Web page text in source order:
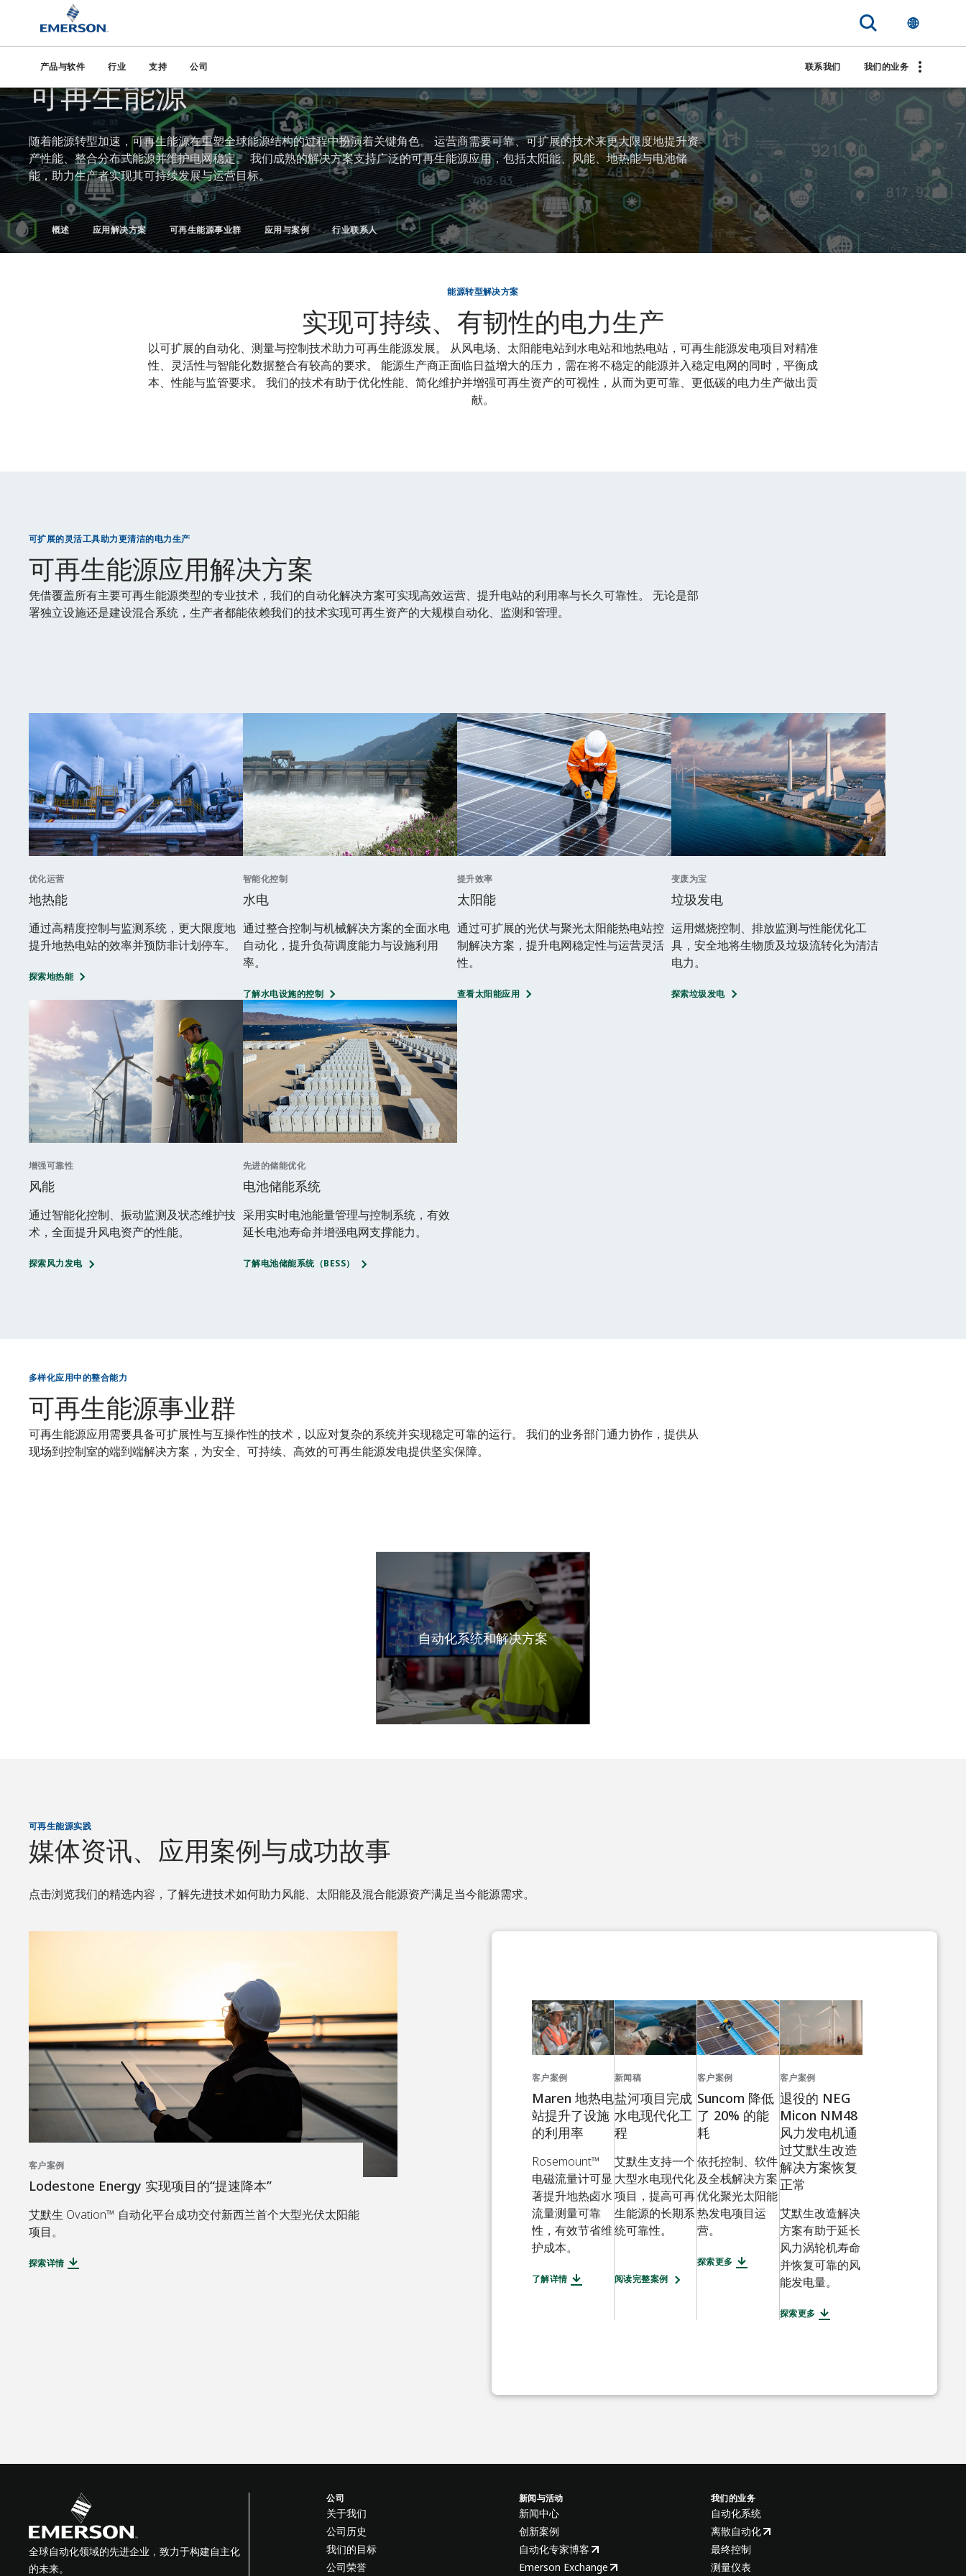
产品与软件 行业 支持 公司 联系我们 我们的业务
艾默生 行业
助力实现更清洁未来的愿景
可再生能源
随着能源转型加速，可再生能源在重塑全球能源结构的过程中扮演着关键角色。 运营商需要可靠、可扩展的技术来更大限度地提升资
产性能、整合分布式能源并维护电网稳定。 我们成熟的解决方案支持广泛的可再生能源应用，包括太阳能、风能、地热能与电池储
能，助力生产者实现其可持续发展与运营目标。
概述 应用解决方案 可再生能源事业群 应用与案例 行业联系人
能源转型解决方案
实现可持续、有韧性的电力生产
以可扩展的自动化、测量与控制技术助力可再生能源发展。 从风电场、太阳能电站到水电站和地热电站，可再生能源发电项目对精准
性、灵活性与智能化数据整合有较高的要求。 能源生产商正面临日益增大的压力，需在将不稳定的能源并入稳定电网的同时，平衡成
本、性能与监管要求。 我们的技术有助于优化性能、简化维护并增强可再生资产的可视性，从而为更可靠、更低碳的电力生产做出贡
献。
可扩展的灵活工具助力更清洁的电力生产
可再生能源应用解决方案
凭借覆盖所有主要可再生能源类型的专业技术，我们的自动化解决方案可实现高效运营、提升电站的利用率与长久可靠性。 无论是部
署独立设施还是建设混合系统，生产者都能依赖我们的技术实现可再生资产的大规模自动化、监测和管理。
优化运营
地热能
通过高精度控制与监测系统，更大限度地
提升地热电站的效率并预防非计划停车。
探索地热能
智能化控制
水电
通过整合控制与机械解决方案的全面水电
自动化，提升负荷调度能力与设施利用
率。
了解水电设施的控制
提升效率
太阳能
通过可扩展的光伏与聚光太阳能热电站控
制解决方案，提升电网稳定性与运营灵活
性。
查看太阳能应用
变废为宝
垃圾发电
运用燃烧控制、排放监测与性能优化工
具，安全地将生物质及垃圾流转化为清洁
电力。
探索垃圾发电
增强可靠性
风能
通过智能化控制、振动监测及状态维护技
术，全面提升风电资产的性能。
探索风力发电
先进的储能优化
电池储能系统
采用实时电池能量管理与控制系统，有效
延长电池寿命并增强电网支撑能力。
了解电池储能系统（BESS）
多样化应用中的整合能力
可再生能源事业群
可再生能源应用需要具备可扩展性与互操作性的技术，以应对复杂的系统并实现稳定可靠的运行。 我们的业务部门通力协作，提供从
现场到控制室的端到端解决方案，为安全、可持续、高效的可再生能源发电提供坚实保障。
自动化系统和解决方案
可再生能源实践
媒体资讯、应用案例与成功故事
点击浏览我们的精选内容，了解先进技术如何助力风能、太阳能及混合能源资产满足当今能源需求。
客户案例
Maren 地热电
站提升了设施
的利用率
Rosemount™
电磁流量计可显
著提升地热卤水
流量测量可靠
性，有效节省维
护成本。
了解详情
新闻稿
盐河项目完成
水电现代化工
程
艾默生支持一个
大型水电现代化
项目，提高可再
生能源的长期系
统可靠性。
阅读完整案例
客户案例
Suncom 降低
了 20% 的能
耗
依托控制、软件
及全栈解决方案
优化聚光太阳能
热发电项目运
营。
探索更多
客户案例
退役的 NEG
Micon NM48
风力发电机通
过艾默生改造
解决方案恢复
正常
艾默生改造解决
方案有助于延长
风力涡轮机寿命
并恢复可靠的风
能发电量。
探索更多
客户案例
Lodestone Energy 实现项目的“提速降本”
艾默生 Ovation™ 自动化平台成功交付新西兰首个大型光伏太阳能
项目。
探索详情
全球自动化领域的先进企业，致力于构建自主化
的未来。
公司
关于我们
公司历史
我们的目标
公司荣誉
新闻与活动
新闻中心
创新案例
自动化专家博客
Emerson Exchange
我们的业务
自动化系统
离散自动化
最终控制
测量仪表